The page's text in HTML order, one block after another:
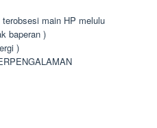
main HP melulu
baperan )
)